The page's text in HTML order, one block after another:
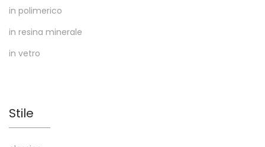
in polimerico
in resina minerale
in vetro
Stile